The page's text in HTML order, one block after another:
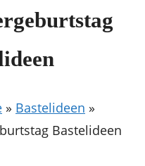
» Bastelideen »
Bastelideen